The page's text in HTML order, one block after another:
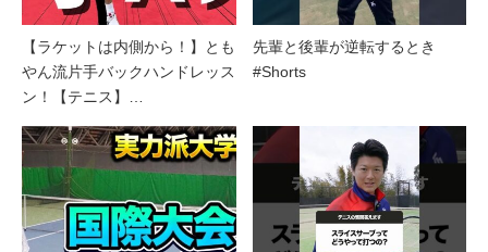
【ラケットは内側から！】とも
やん流片手バックハンドレッス
ン！【テニス】…
先輩と後輩が逆転するとき
#Shorts